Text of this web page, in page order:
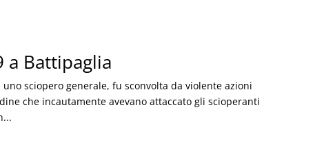
a Battipaglia
sciopero generale, fu sconvolta da violente azioni
che incautamente avevano attaccato gli scioperanti